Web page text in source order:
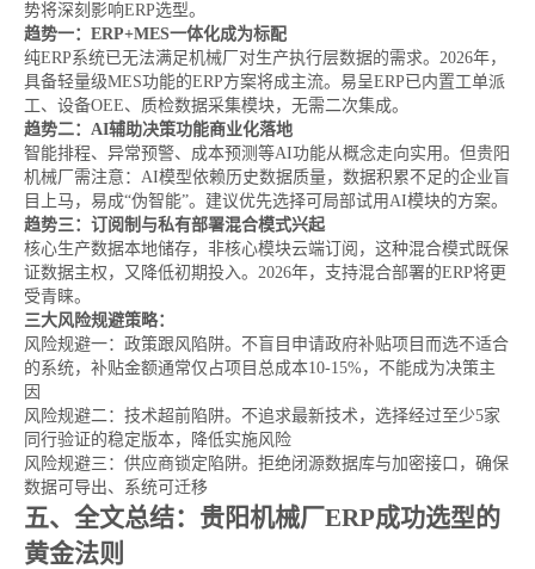
势将深刻影响ERP选型。
趋势一：ERP+MES一体化成为标配
纯ERP系统已无法满足机械厂对生产执行层数据的需求。2026年，
具备轻量级MES功能的ERP方案将成主流。易呈ERP已内置工单派
工、设备OEE、质检数据采集模块，无需二次集成。
趋势二：AI辅助决策功能商业化落地
智能排程、异常预警、成本预测等AI功能从概念走向实用。但贵阳
机械厂需注意：AI模型依赖历史数据质量，数据积累不足的企业盲
目上马，易成“伪智能”。建议优先选择可局部试用AI模块的方案。
趋势三：订阅制与私有部署混合模式兴起
核心生产数据本地储存，非核心模块云端订阅，这种混合模式既保
证数据主权，又降低初期投入。2026年，支持混合部署的ERP将更
受青睐。
三大风险规避策略：
风险规避一：政策跟风陷阱。不盲目申请政府补贴项目而选不适合
的系统，补贴金额通常仅占项目总成本10-15%，不能成为决策主
因
风险规避二：技术超前陷阱。不追求最新技术，选择经过至少5家
同行验证的稳定版本，降低实施风险
风险规避三：供应商锁定陷阱。拒绝闭源数据库与加密接口，确保
数据可导出、系统可迁移
五、全文总结：贵阳机械厂ERP成功选型的
黄金法则